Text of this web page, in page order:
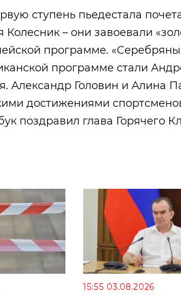
ступень пьедестала
Колесник – они завоевали
программе.
программе стали
Александр Головин и Алина
достижениями
поздравил глава Горячего
15:55 03.08.2026